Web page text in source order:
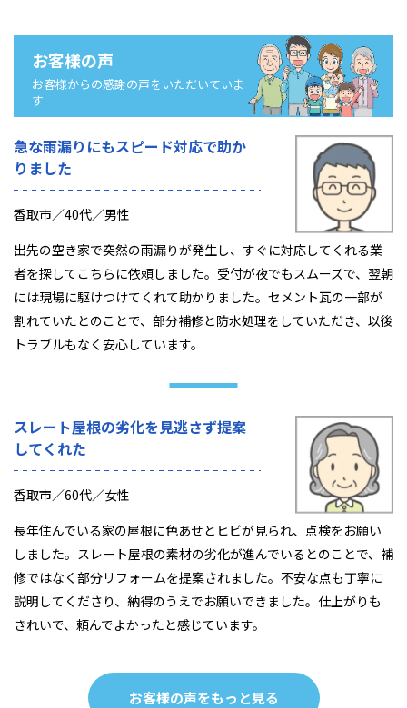
お客様の声
お客様からの感謝の声をいただいていま
す
急な雨漏りにもスピード対応で助か
りました
香取市／40代／男性
出先の空き家で突然の雨漏りが発生し、すぐに対応してくれる業
者を探してこちらに依頼しました。受付が夜でもスムーズで、翌朝
には現場に駆けつけてくれて助かりました。セメント瓦の一部が
割れていたとのことで、部分補修と防水処理をしていただき、以後
トラブルもなく安心しています。
スレート屋根の劣化を見逃さず提案
してくれた
香取市／60代／女性
長年住んでいる家の屋根に色あせとヒビが見られ、点検をお願い
しました。スレート屋根の素材の劣化が進んでいるとのことで、補
修ではなく部分リフォームを提案されました。不安な点も丁寧に
説明してくださり、納得のうえでお願いできました。仕上がりも
きれいで、頼んでよかったと感じています。
お客様の声をもっと見る